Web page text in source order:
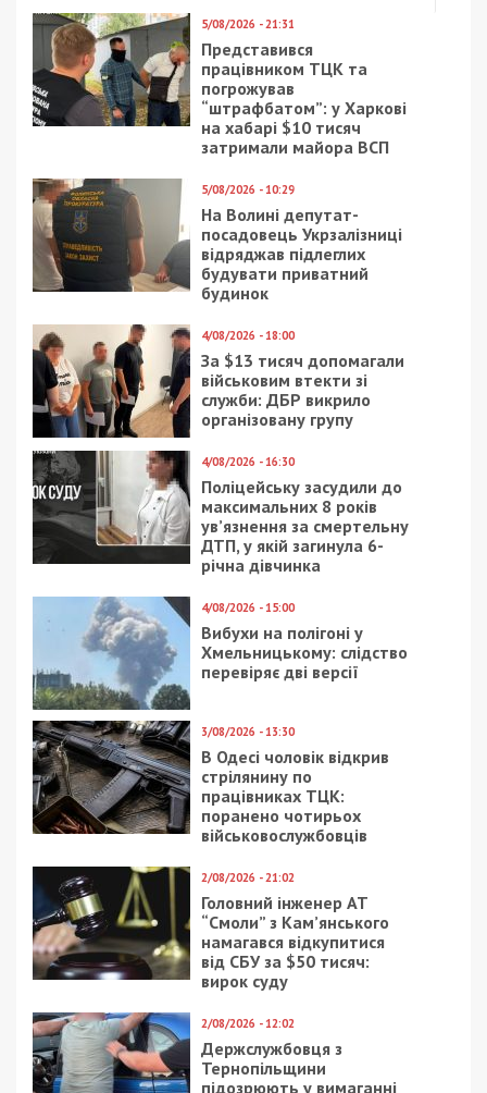
5/08/2026 - 21:31
Представився
працівником ТЦК та
погрожував
“штрафбатом”: у Харкові
на хабарі $10 тисяч
затримали майора ВСП
5/08/2026 - 10:29
На Волині депутат-
посадовець Укрзалізниці
відряджав підлеглих
будувати приватний
будинок
4/08/2026 - 18:00
За $13 тисяч допомагали
військовим втекти зі
служби: ДБР викрило
організовану групу
4/08/2026 - 16:30
Поліцейську засудили до
максимальних 8 років
ув’язнення за смертельну
ДТП, у якій загинула 6-
річна дівчинка
4/08/2026 - 15:00
Вибухи на полігоні у
Хмельницькому: слідство
перевіряє дві версії
3/08/2026 - 13:30
В Одесі чоловік відкрив
стрілянину по
працівниках ТЦК:
поранено чотирьох
військовослужбовців
2/08/2026 - 21:02
Головний інженер АТ
“Смоли” з Кам’янського
намагався відкупитися
від СБУ за $50 тисяч:
вирок суду
2/08/2026 - 12:02
Держслужбовця з
Тернопільщини
підозрюють у вимаганні